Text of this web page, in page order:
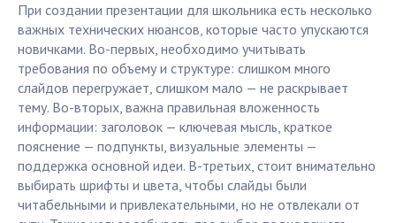
При создании презентации для школьника есть несколько
важных технических нюансов, которые часто упускаются
новичками. Во-первых, необходимо учитывать
требования по объему и структуре: слишком много
слайдов перегружает, слишком мало — не раскрывает
тему. Во-вторых, важна правильная вложенность
информации: заголовок — ключевая мысль, краткое
пояснение — подпункты, визуальные элементы —
поддержка основной идеи. В-третьих, стоит внимательно
выбирать шрифты и цвета, чтобы слайды были
читабельными и привлекательными, но не отвлекали от